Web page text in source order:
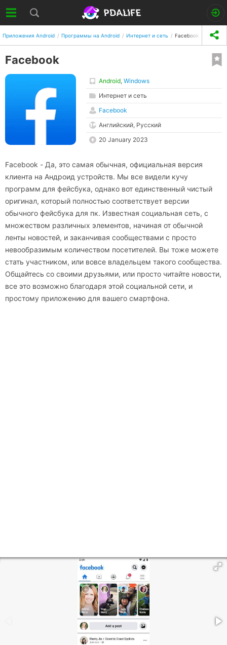
Приложения Android Программы на Android Интернет и сеть Facebook
Facebook
Android, Windows
Интернет и сеть
Facebook
Английский, Русский
20 January 2023
Facebook - Да, это самая обычная, официальная версия
клиента на Андроид устройств. Мы все видели кучу
программ для фейсбука, однако вот единственный чистый
оригинал, который полностью соответствует версии
обычного фейсбука для пк. Известная социальная сеть, с
множеством различных элементов, начиная от обычной
ленты новостей, и заканчивая сообществами с просто
невообразимым количеством посетителей. Вы тоже можете
стать участником, или вовсе владельцем такого сообщества.
Общайтесь со своими друзьями, или просто читайте новости,
все это возможно благодаря этой социальной сети, и
простому приложению для вашего смартфона.